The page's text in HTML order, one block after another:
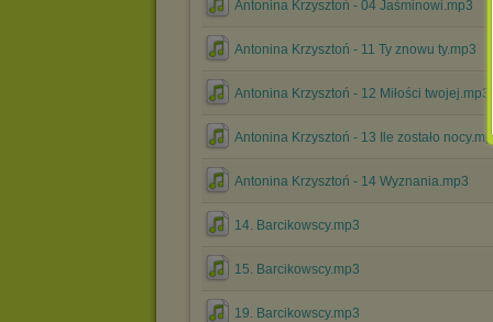
Antonina Krzysztoń - 04 Jaśminowi.mp3
Antonina Krzysztoń - 11 Ty znowu ty.mp3
Antonina Krzysztoń - 12 Miłości twojej.mp3
Antonina Krzysztoń - 13 Ile zostało
Antonina Krzysztoń - 14 Wyznania.mp3
14. Barcikowscy.mp3
15. Barcikowscy.mp3
19. Barcikowscy.mp3